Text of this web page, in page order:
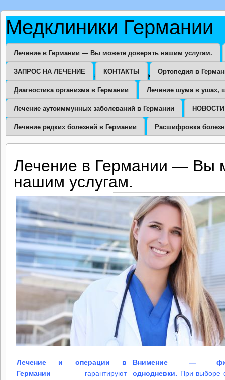
Медклиники Германии
ЛЕЧЕНИЕ В КЛИНИКАХ И ВЕДУЩИХ
Лечение в Германии — Вы можете доверять нашим услугам.
ЗАПРОС НА ЛЕЧЕНИЕ КОНТАКТЫ Ортопедия в
Диагностика организма в Германии Лечение шума в ушах,
Лечение аутоиммунных заболеваний в Германии
Лечение редких болезней в Германии Расшифровка
Лечение в Германии — Вы
нашим услугам.
Лечение и операции в
Германии гарантируют
Внимение —
однодневки. При выборе